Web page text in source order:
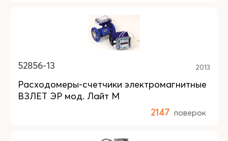
52856-13 2013
Расходомеры-счетчики электромагнитные
ВЗЛЕТ ЭР мод. Лайт М
2147 поверок